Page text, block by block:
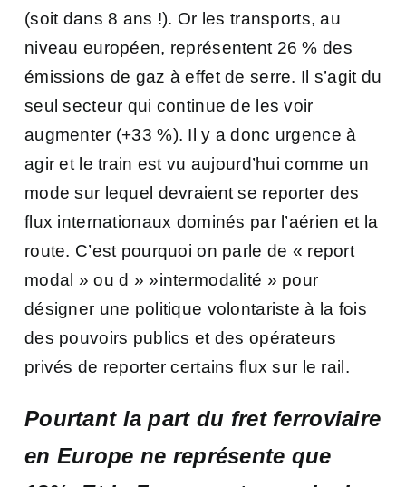
(soit dans 8 ans !). Or les transports, au
niveau européen, représentent 26 % des
émissions de gaz à effet de serre. Il s’agit du
seul secteur qui continue de les voir
augmenter (+33 %). Il y a donc urgence à
agir et le train est vu aujourd’hui comme un
mode sur lequel devraient se reporter des
flux internationaux dominés par l’aérien et la
route. C’est pourquoi on parle de « report
modal » ou d » »intermodalité » pour
désigner une politique volontariste à la fois
des pouvoirs publics et des opérateurs
privés de reporter certains flux sur le rail.
Pourtant la part du fret ferroviaire
en Europe ne représente que